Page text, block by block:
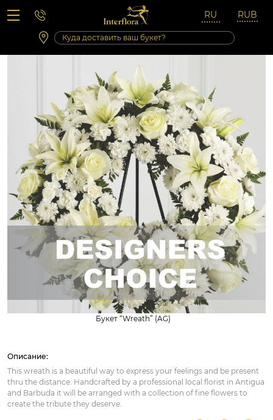
Вопросы-ответы
Сб 10:00 ‐ 14:00
Выходные и праздничные дни
Букет “Wreath” (AG)
Описание:
This wreath is a beautiful way to express your feelings and be present
thru the distance. Handcrafted by a professional local florist in Antigua
and Barbuda it will be arranged with a collection of fine flowers to
create the tribute they deserve.